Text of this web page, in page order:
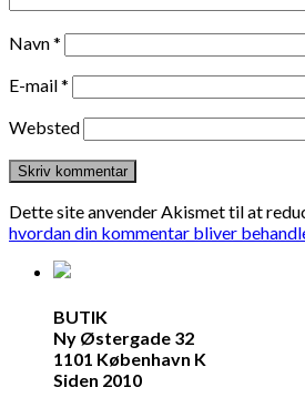
Navn*
E-mail*
Websted
Dette site anvender Akismet til at
hvordan din kommentar bliver
BUTIK
Ny Østergade 32
1101 København K
Siden 2010